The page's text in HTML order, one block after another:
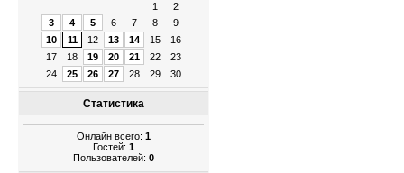
1
2
3
4 5 6 7 8
9
10
11 12 13 14 15
16
17
18 19 20 21 22
23
24
25 26 27 28 29 30
Статистика
Онлайн всего: 1
Гостей: 1
Пользователей: 0